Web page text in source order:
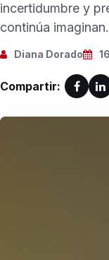
incertidumbre y
continúa
Diana Dorado
Compartir: